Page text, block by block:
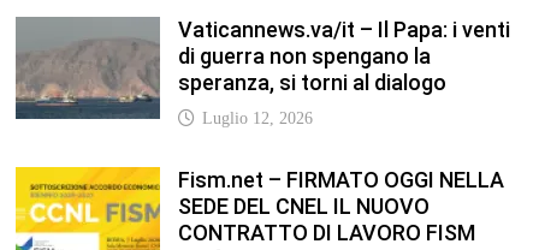
Vaticannews.va/it – Il Papa: i venti
di guerra non spengano la
speranza, si torni al dialogo
Luglio 12, 2026
Fism.net – FIRMATO OGGI NELLA
SEDE DEL CNEL IL NUOVO
CONTRATTO DI LAVORO FISM